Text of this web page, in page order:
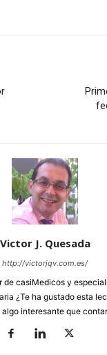
Victor J. Quesada
http://victorjqv.com.es/
de casiMedicos y
¿Te ha gustado esta
interesante que